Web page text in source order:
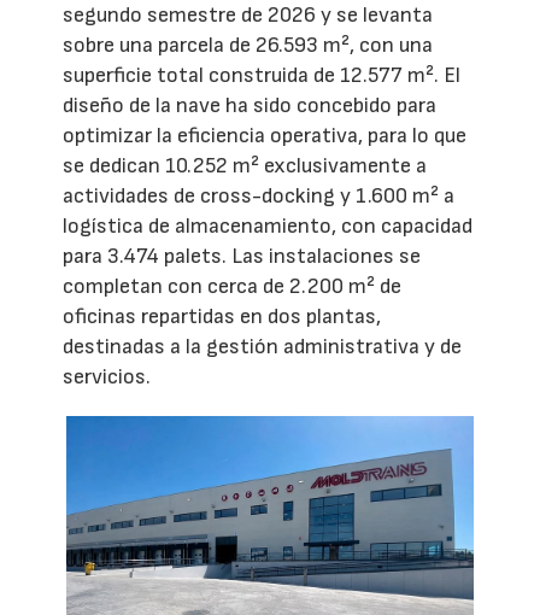
segundo semestre de 2026 y se levanta
sobre una parcela de 26.593 m², con una
superficie total construida de 12.577 m². El
diseño de la nave ha sido concebido para
optimizar la eficiencia operativa, para lo que
se dedican 10.252 m² exclusivamente a
actividades de cross-docking y 1.600 m² a
logística de almacenamiento, con capacidad
para 3.474 palets. Las instalaciones se
completan con cerca de 2.200 m² de
oficinas repartidas en dos plantas,
destinadas a la gestión administrativa y de
servicios.